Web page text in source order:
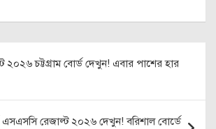
২০২৬ চট্টগ্রাম বোর্ড দেখুন! এবার পাশের হার
এসএসসি রেজাল্ট ২০২৬ দেখুন! বরিশাল বোর্ডে